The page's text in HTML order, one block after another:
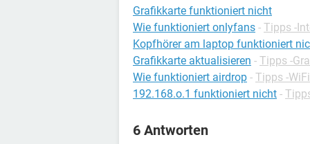
CPU Typ Intel Celeron D 330, 2666
Motherboard Name FUJITSU
Motherboard Chipsatz Intel
Arbeitsspeicher 2038 MB (PC3200
BIOS Typ Phoenix (10/11/04)
Anschlüsse (COM und LPT)
Anschlüsse (COM und LPT)
Grafikkarte funktioniert nicht
Wie funktioniert onlyfans - Tipps -
Kopfhörer am laptop funktioniert
Grafikkarte aktualisieren - Tipps -
Wie funktioniert airdrop - Tipps -WiFi
192.168.o.1 funktioniert nicht -
6 Antworten